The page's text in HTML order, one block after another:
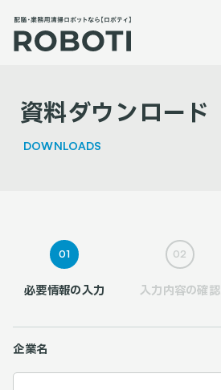
資料ダウンロード
DOWNLOADS
01
必要情報の入力
02
入力内容の確認
企業名